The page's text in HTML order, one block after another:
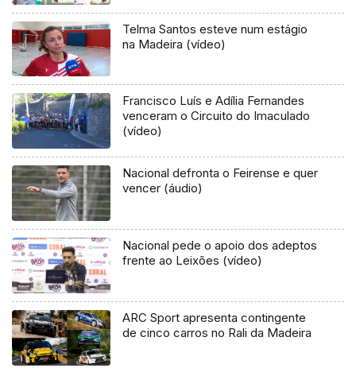
Telma Santos esteve num estágio
na Madeira (vídeo)
Francisco Luís e Adília Fernandes
venceram o Circuito do Imaculado
(vídeo)
Nacional defronta o Feirense e quer
vencer (áudio)
Nacional pede o apoio dos adeptos
frente ao Leixões (vídeo)
ARC Sport apresenta contingente
de cinco carros no Rali da Madeira